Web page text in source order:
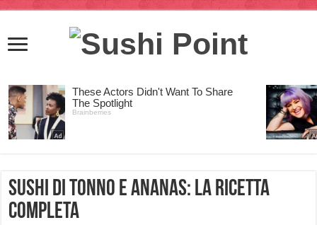
Sushi di tonno e ananas: la ricetta
completa